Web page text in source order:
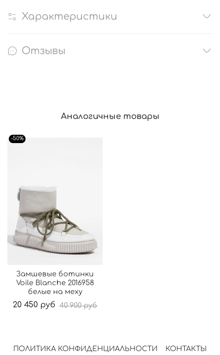
Характеристики
Отзывы
Аналогичные товары
-50%
Замшевые ботинки
Voile Blanche 2016958
белые на меху
20 450 руб 40 900 руб
ПОЛИТИКА КОНФИДЕНЦИАЛЬНОСТИ КОНТАКТЫ